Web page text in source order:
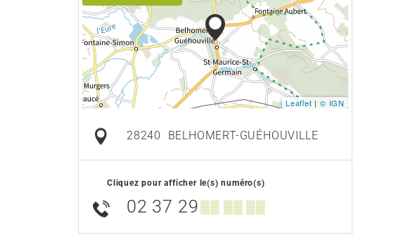
Leaflet| © IGN
28240 BELHOMERT-GUÉHOUVILLE
Cliquez pour afficher le(s) numéro(s)
02 37 29 ▒▒ ▒▒ ▒▒